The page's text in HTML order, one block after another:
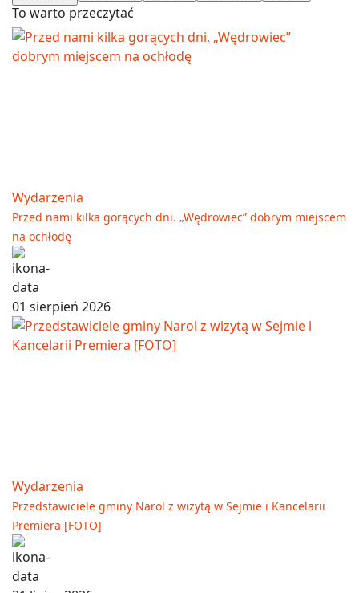
To warto przeczytać
Wydarzenia
Przed nami kilka gorących dni. „Wędrowiec” dobrym miejscem
na ochłodę
01 sierpień 2026
Wydarzenia
Przedstawiciele gminy Narol z wizytą w Sejmie i Kancelarii
Premiera [FOTO]